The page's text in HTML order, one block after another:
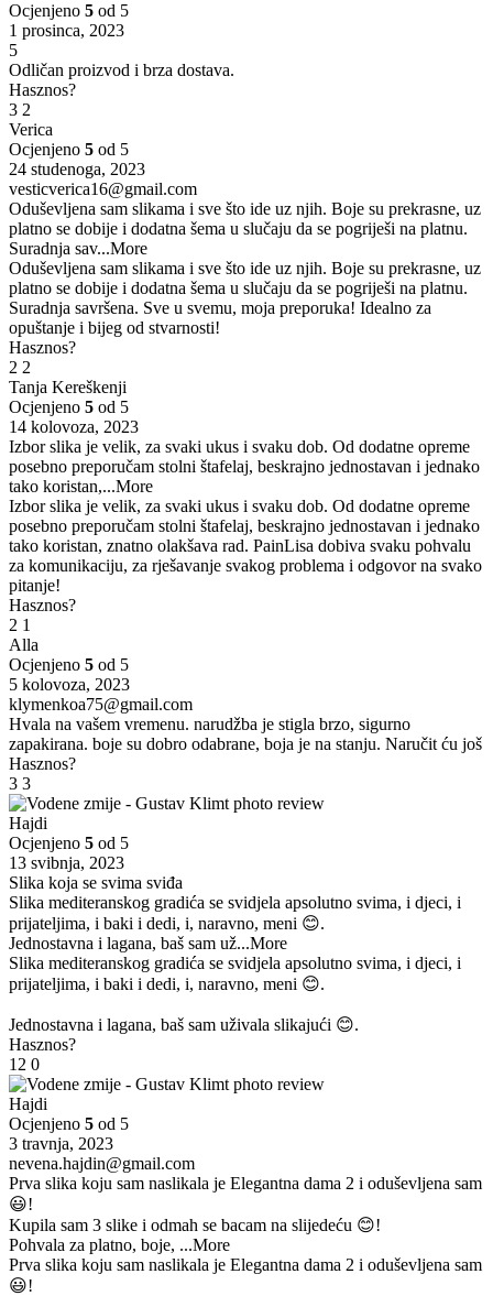
Ocjenjeno 5 od 5
1 prosinca, 2023
5
Odličan proizvod i brza dostava.
Hasznos?
3 2
Verica
Ocjenjeno 5 od 5
24 studenoga, 2023
vesticverica16@gmail.com
Oduševljena sam slikama i sve što ide uz njih. Boje su prekrasne, uz
platno se dobije i dodatna šema u slučaju da se pogriješi na platnu.
Suradnja sav...More
Oduševljena sam slikama i sve što ide uz njih. Boje su prekrasne, uz
platno se dobije i dodatna šema u slučaju da se pogriješi na platnu.
Suradnja savršena. Sve u svemu, moja preporuka! Idealno za
opuštanje i bijeg od stvarnosti!
Hasznos?
2 2
Tanja Kereškenji
Ocjenjeno 5 od 5
14 kolovoza, 2023
Izbor slika je velik, za svaki ukus i svaku dob. Od dodatne opreme
posebno preporučam stolni štafelaj, beskrajno jednostavan i jednako
tako koristan,...More
Izbor slika je velik, za svaki ukus i svaku dob. Od dodatne opreme
posebno preporučam stolni štafelaj, beskrajno jednostavan i jednako
tako koristan, znatno olakšava rad. PainLisa dobiva svaku pohvalu
za komunikaciju, za rješavanje svakog problema i odgovor na svako
pitanje!
Hasznos?
2 1
Alla
Ocjenjeno 5 od 5
5 kolovoza, 2023
klymenkoa75@gmail.com
Hvala na vašem vremenu. narudžba je stigla brzo, sigurno
zapakirana. boje su dobro odabrane, boja je na stanju. Naručit ću još
Hasznos?
3 3
Hajdi
Ocjenjeno 5 od 5
13 svibnja, 2023
Slika koja se svima sviđa
Slika mediteranskog gradića se svidjela apsolutno svima, i djeci, i
prijateljima, i baki i dedi, i, naravno, meni 😊.
Jednostavna i lagana, baš sam už...More
Slika mediteranskog gradića se svidjela apsolutno svima, i djeci, i
prijateljima, i baki i dedi, i, naravno, meni 😊.
Jednostavna i lagana, baš sam uživala slikajući 😊.
Hasznos?
12 0
Hajdi
Ocjenjeno 5 od 5
3 travnja, 2023
nevena.hajdin@gmail.com
Prva slika koju sam naslikala je Elegantna dama 2 i oduševljena sam
😃!
Kupila sam 3 slike i odmah se bacam na slijedeću 😊!
Pohvala za platno, boje, ...More
Prva slika koju sam naslikala je Elegantna dama 2 i oduševljena sam
😃!